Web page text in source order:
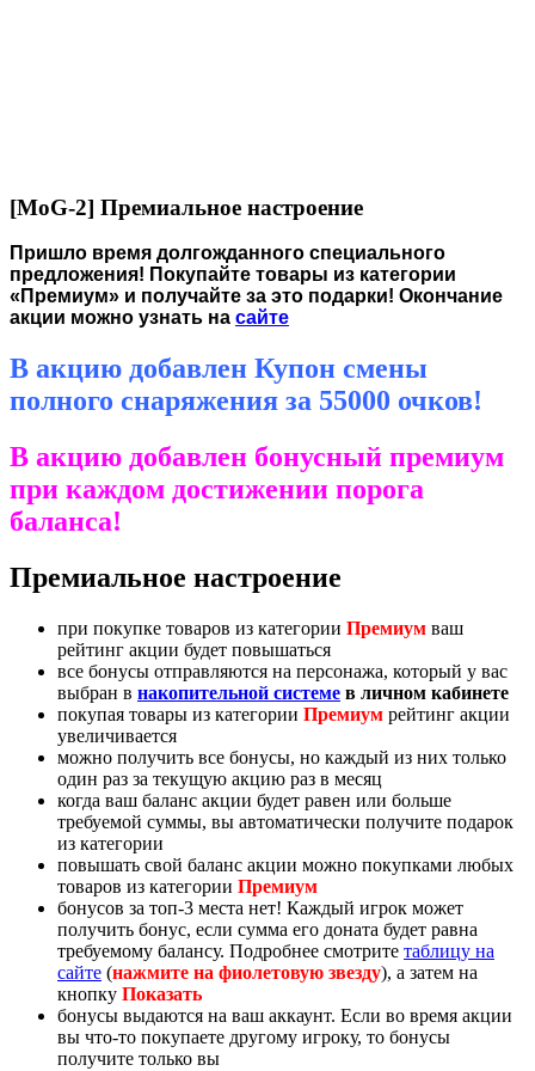
[MoG-2] Премиальное настроение
Пришло время долгожданного специального
предложения! Покупайте товары из категории
«Премиум» и получайте за это подарки! Окончание
акции можно узнать на сайте
В акцию добавлен Купон смены
полного снаряжения за 55000 очков!
В акцию добавлен бонусный премиум
при каждом достижении порога
баланса!
Премиальное настроение
при покупке товаров из категории Премиум ваш
рейтинг акции будет повышаться
все бонусы отправляются на персонажа, который у вас
выбран в накопительной системе в личном кабинете
покупая товары из категории Премиум рейтинг акции
увеличивается
можно получить все бонусы, но каждый из них только
один раз за текущую акцию раз в месяц
когда ваш баланс акции будет равен или больше
требуемой суммы, вы автоматически получите подарок
из категории
повышать свой баланс акции можно покупками любых
товаров из категории Премиум
бонусов за топ-3 места нет! Каждый игрок может
получить бонус, если сумма его доната будет равна
требуемому балансу. Подробнее смотрите таблицу на
сайте (нажмите на фиолетовую звезду), а затем на
кнопку Показать
бонусы выдаются на ваш аккаунт. Если во время акции
вы что-то покупаете другому игроку, то бонусы
получите только вы